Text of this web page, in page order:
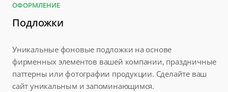
ОФОРМЛЕНИЕ
Подложки
Уникальные фоновые подложки на основе
фирменных элементов вашей компании, праздничные
паттерны или фотографии продукции. Сделайте ваш
сайт уникальным и запоминающимся.